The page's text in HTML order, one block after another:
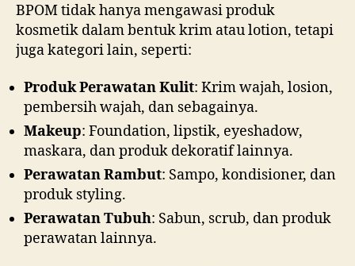
BPOM tidak hanya mengawasi produk
kosmetik dalam bentuk krim atau lotion, tetapi
juga kategori lain, seperti:
Produk Perawatan Kulit: Krim wajah, losion,
pembersih wajah, dan sebagainya.
Makeup: Foundation, lipstik, eyeshadow,
maskara, dan produk dekoratif lainnya.
Perawatan Rambut: Sampo, kondisioner, dan
produk styling.
Perawatan Tubuh: Sabun, scrub, dan produk
perawatan lainnya.